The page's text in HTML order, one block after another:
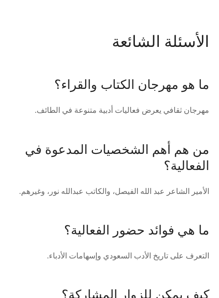
الأسئلة الشائعة
ما هو مهرجان الكتاب والقراء؟
مهرجان ثقافي يعرض فعاليات أدبية متنوعة في الطائف.
من هم أهم الشخصيات المدعوة في
الفعالية؟
الأمير الشاعر عبد الله الفيصل، والكاتب عبدالله نور، وغيرهم.
ما هي فوائد حضور الفعالية؟
التعرف على تاريخ الأدب السعودي وإسهامات الأدباء.
كيف يمكن للزوار المشاركة؟